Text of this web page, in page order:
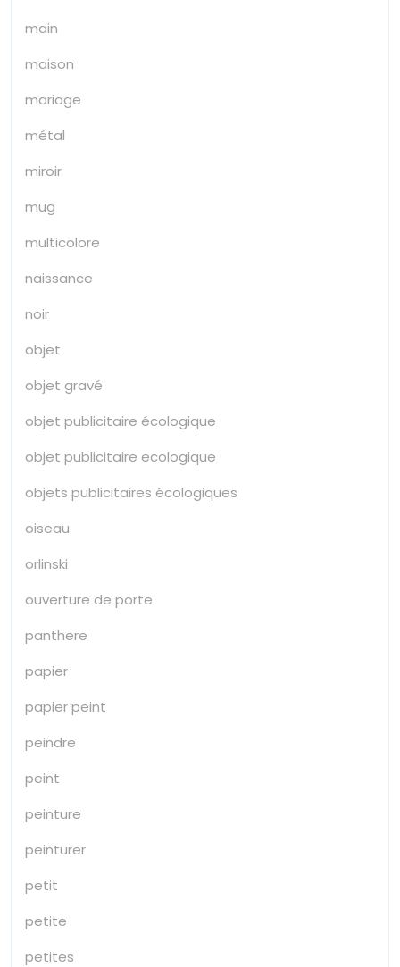
main
maison
mariage
métal
miroir
mug
multicolore
naissance
noir
objet
objet gravé
objet publicitaire écologique
objet publicitaire ecologique
objets publicitaires écologiques
oiseau
orlinski
ouverture de porte
panthere
papier
papier peint
peindre
peint
peinture
peinturer
petit
petite
petites